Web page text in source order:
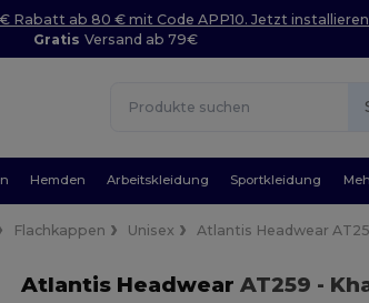
€ Rabatt ab 80 € mit Code APP10. Jetzt
GratisVersand ab 79€
Hemden Arbeitskleidung Sportkleidung
Flachkappen Unisex Atlantis Headwear
Atlantis Headwear AT259 -